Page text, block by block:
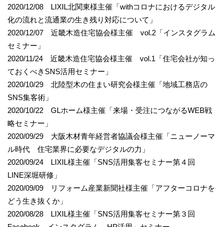
2020/12/08 LIXIL北関東様主催「withコロナにおけるデジタル
化の流れと流通業の生き残り対応について」
2020/12/07 近畿木造住宅協会様主催 vol.2「インスタグラム
セミナー」
2020/11/24 近畿木造住宅協会様主催 vol.1「住宅会社が知っ
ておくべきSNS活用セミナー」
2020/10/29 北陸型木の住まい研究会様主催「地域工務店の
SNS集客術」
2020/10/22 GLホーム様主催「来場・受注につながるWEB戦
略セミナー」
2020/09/29 大阪木材青年経営者協議会様主催「ニューノーマ
ル時代 住宅業界に必要なデジタルの力」
2020/09/24 LIXIL様主催「SNS活用集客セミナー第４回
LINE深堀研修」
2020/09/09 リフォーム産業新聞社様主催「アフターコロナを
どう生き抜くか」
2020/08/28 LIXIL様主催「SNS活用集客セミナー第３回